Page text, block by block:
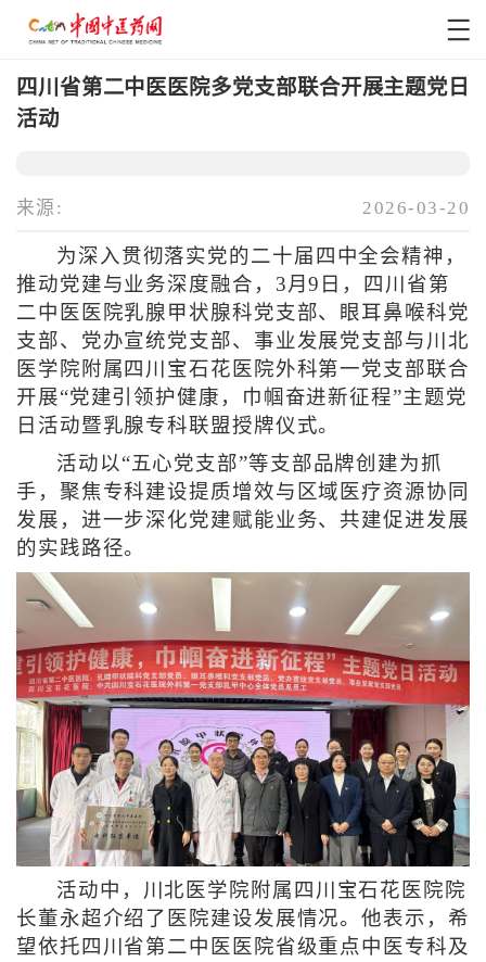
四川省第二中医医院多党支部联合开展主题党日
活动
来源: 2026-03-20
为深入贯彻落实党的二十届四中全会精神，
推动党建与业务深度融合，3月9日，四川省第
二中医医院乳腺甲状腺科党支部、眼耳鼻喉科党
支部、党办宣统党支部、事业发展党支部与川北
医学院附属四川宝石花医院外科第一党支部联合
开展“党建引领护健康，巾帼奋进新征程”主题党
日活动暨乳腺专科联盟授牌仪式。
活动以“五心党支部”等支部品牌创建为抓
手，聚焦专科建设提质增效与区域医疗资源协同
发展，进一步深化党建赋能业务、共建促进发展
的实践路径。
活动中，川北医学院附属四川宝石花医院院
长董永超介绍了医院建设发展情况。他表示，希
望依托四川省第二中医医院省级重点中医专科及